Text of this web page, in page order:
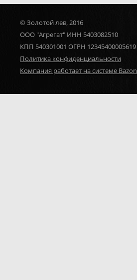
© Золотой лев, 2016
ООО "Агрегат" ИНН 5403082510
КПП 540301001 ОГРН 12345400005619
Политика конфиденциальности
Компания работает на системе Bazon